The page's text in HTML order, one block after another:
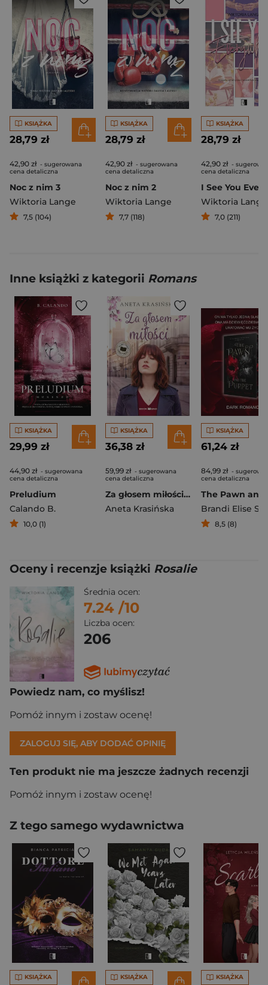
KSIĄŻKA
28,79 zł
42,90 zł - sugerowana
cena detaliczna
Noc z nim 3
Wiktoria Lange
7,5 (104)
KSIĄŻKA
28,79 zł
42,90 zł - sugerowana
cena detaliczna
Noc z nim 2
Wiktoria Lange
7,7 (118)
KSIĄŻKA
28,79 zł
42,90 zł -
cena detaliczna
Wiktoria Lange
7,0 (211)
Inne książki z kategorii Romans
KSIĄŻKA
29,99 zł
44,90 zł - sugerowana
cena detaliczna
Preludium
Calando B.
10,0 (1)
KSIĄŻKA
36,38 zł
59,99 zł - sugerowana
cena detaliczna
Za głosem miłości. Barwy uczuć. Tom 1 Duże Litery
Aneta Krasińska
KSIĄŻKA
61,24 zł
84,99 zł -
cena detaliczna
Brandi Elise
8,5 (8)
Oceny i recenzje książki Rosalie
Średnia ocen:
7.24 /10
Liczba ocen:
206
Powiedz nam, co myślisz!
Pomóż innym i zostaw ocenę!
ZALOGUJ SIĘ, ABY DODAĆ OPINIĘ
Ten produkt nie ma jeszcze żadnych recenzji
Pomóż innym i zostaw ocenę!
Z tego samego wydawnictwa
KSIĄŻKA KSIĄŻKA KSIĄŻKA